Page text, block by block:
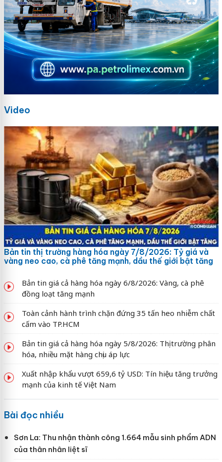
Video
Bản tin thị trường hàng hóa ngày 7/8/2026: Tỷ giá và
vàng neo cao, cà phê tăng mạnh, dầu thế giới bật tăng
Bản tin giá cả hàng hóa ngày 6/8/2026: Vàng, cà phê
đồng loạt tăng mạnh
Toàn cảnh hành trình chặn đứng 35 tấn heo nhiễm chất
cấm vào TP.HCM
Bản tin giá cả hàng hóa ngày 5/8/2026: Thị trường phân
hóa, nhiều mặt hàng chịu áp lực
Xuất nhập khẩu vượt 659,6 tỷ USD: Tín hiệu tăng trưởng
mạnh của kinh tế Việt Nam
Bài đọc nhiều
Sơn La: Thu nhận thành công 1.664 mẫu sinh phẩm ADN
của thân nhân liệt sĩ